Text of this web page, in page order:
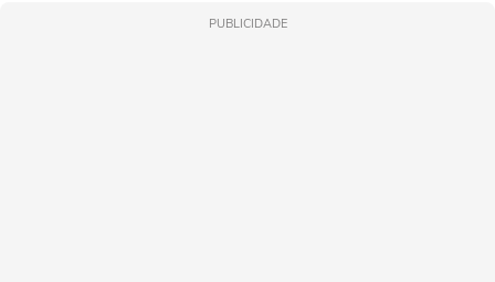
PUBLICIDADE